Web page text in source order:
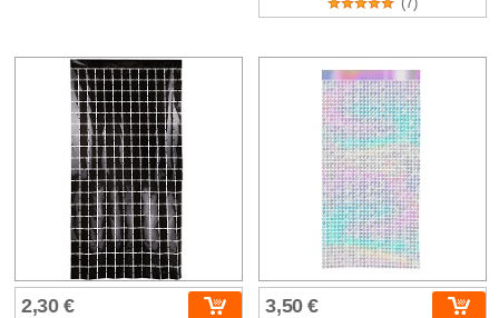
2,30 € 3,50 €